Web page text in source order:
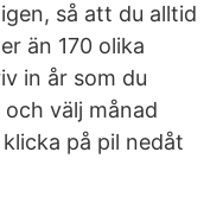
så att du alltid
än 170 olika
in år som du
välj månad
på pil nedåt